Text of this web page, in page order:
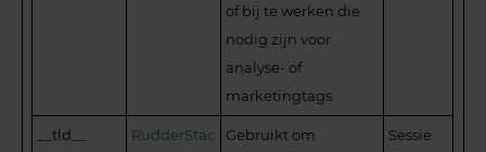
of bij te werken die
nodig zijn voor
analyse- of
marketingtags.
__tld__
RudderStac
Gebruikt om
Sessie